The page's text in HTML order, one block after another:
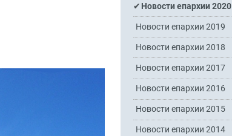
Новости епархии 2020
Новости епархии 2019
Новости епархии 2018
Новости епархии 2017
Новости епархии 2016
Новости епархии 2015
Новости епархии 2014